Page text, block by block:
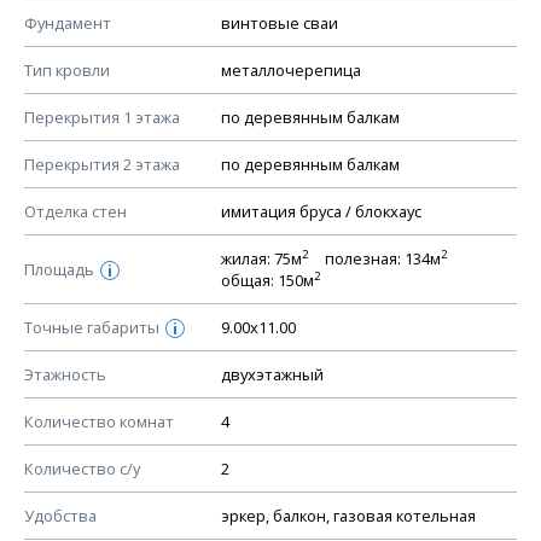
Фундамент винтовые сваи
Тип кровли металлочерепица
Перекрытия 1 этажа по деревянным балкам
Перекрытия 2 этажа по деревянным балкам
Отделка стен имитация бруса / блокхаус
Площадь i
жилая: 75м2 полезная: 134м2
общая: 150м2
Точные габариты i 9.00х11.00
Этажность двухэтажный
Количество комнат 4
Количество с/у 2
Удобства эркер, балкон, газовая котельная
КОНСТРУКТИВНЫЕ РЕШЕНИЯ (КР)
Ведомость рабочих чертежей основного комплекта КР
План фундамента
Устройство фундамента, спецификация материалов
Планы перекрытий этажей, спецификация элементов
Устройство перекрытий
Устройство стен
Спецификация материалов стен
Схема расположения лаг чердака (если есть)
Схема расположения элементов стропил
Спецификация элементов стропил
Устройство стропильной системы
Узлы устройства кровли
План кровли